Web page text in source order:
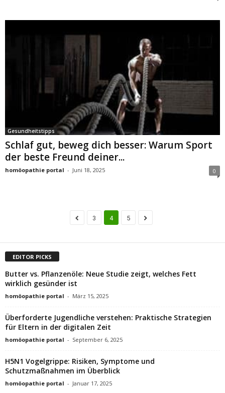
Gesundheitstipps
Schlaf gut, beweg dich besser: Warum Sport
der beste Freund deiner...
homöopathie portal - Juni 18, 2025 0
3 4 5
EDITOR PICKS
Butter vs. Pflanzenöle: Neue Studie zeigt, welches Fett
wirklich gesünder ist
homöopathie portal - März 15, 2025
Überforderte Jugendliche verstehen: Praktische Strategien
für Eltern in der digitalen Zeit
homöopathie portal - September 6, 2025
H5N1 Vogelgrippe: Risiken, Symptome und
Schutzmaßnahmen im Überblick
homöopathie portal - Januar 17, 2025